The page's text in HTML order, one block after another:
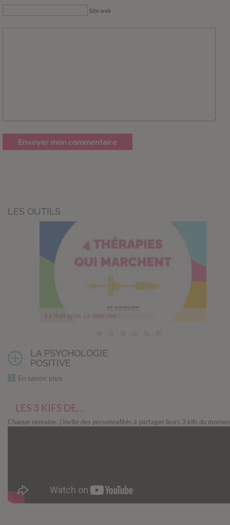
Site web
Envoyer mon commentaire
LES OUTILS
La thérapie, ça marche !
Thérapie, comment franchir le pas
Mesurer son bonheur
Un cerveau en pleine forme
Comment les relations nourrissent notre cerveau
Les 5 objectifs philosophiques du Memento mori
Questions avant un abandon
LA PSYCHOLOGIE
POSITIVE
En savoir plus
LES 3 KIFS DE…
Chaque semaine, j’invite des personnalités à partager leurs 3 kifs du